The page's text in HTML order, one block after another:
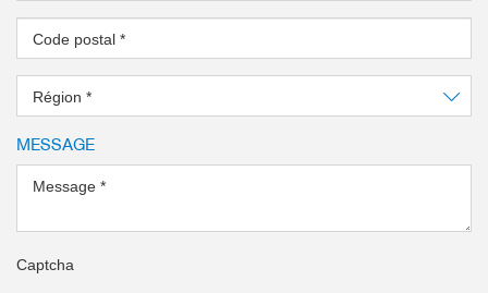
Code postal *
Région *
MESSAGE
Message *
Captcha